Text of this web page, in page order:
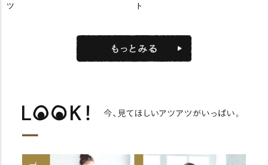
ツ
ト